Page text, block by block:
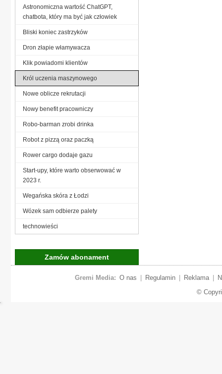
Astronomiczna wartość ChatGPT,
chatbota, który ma być jak człowiek
Bliski koniec zastrzyków
Dron złapie włamywacza
Klik powiadomi klientów
Król uczenia maszynowego
Nowe oblicze rekrutacji
Nowy benefit pracowniczy
Robo-barman zrobi drinka
Robot z pizzą oraz paczką
Rower cargo dodaje gazu
Start-upy, które warto obserwować w
2023 r.
Wegańska skóra z Łodzi
Wózek sam odbierze palety
technowieści
Zamów abonament
Gremi Media: O nas Regulamin Reklama
©